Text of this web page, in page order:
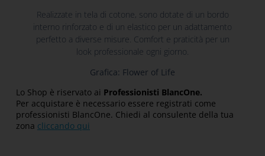
Realizzate in tela di cotone, sono dotate di un bordo
interno rinforzato e di un elastico per un adattamento
perfetto a diverse misure. Comfort e praticità per un
look professionale ogni giorno.
Grafica: Flower of Life
Lo Shop è riservato ai Professionisti BlancOne.
Per acquistare è necessario essere registrati come
professionisti BlancOne. Chiedi al consulente della tua
zona cliccando qui